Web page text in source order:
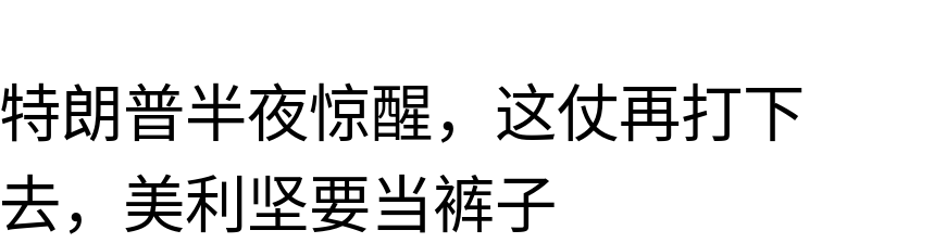
特朗普半夜惊醒，这仗再打下
去，美利坚要当裤子